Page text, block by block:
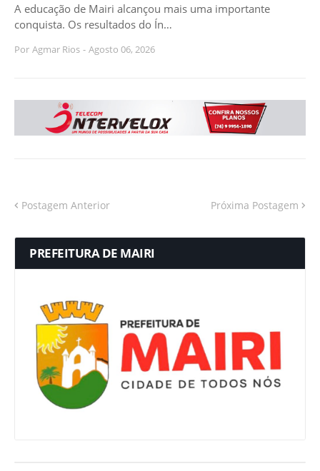
A educação de Mairi alcançou mais uma importante
conquista. Os resultados do Ín…
Por Agmar Rios - Agosto 06, 2026
Postagem Anterior Próxima Postagem
PREFEITURA DE MAIRI